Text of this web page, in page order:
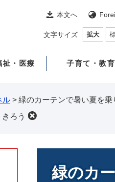
本文へ
文字サイズ 拡大
祉・医療 子育て・教育
ル > 緑のカーテンで暑い夏を乗
ろう
緑のカ